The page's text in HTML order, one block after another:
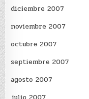
diciembre 2007
noviembre 2007
octubre 2007
septiembre 2007
agosto 2007